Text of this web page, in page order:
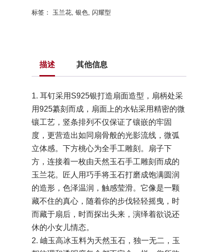
标签： 玉兰花, 银色, 闪耀型
描述 其他信息
1. 耳钉采用S925银打造扇面造型，扇柄处采
用925纂刻而成，扇面上的水钻采用精密的微
镶工艺，竖条排列不仅保证了镶嵌的牢固
度，更营造出如同扇骨般的光影流线，微弧
立体感。下方桃心为全手工雕刻。扇子下
方，连接着一枚由天然玉石手工雕刻而成的
玉兰花。匠人用巧手将玉石打磨成饱满圆润
的造形，色泽温润，触感莹滑。它像是一颗
藏不住的真心，随着你的步伐轻轻摇曳，时
而藏于扇后，时而探出头来，演绎着欲说还
休的小女儿情态。
2. 岫玉高冰玉料为天然玉石，独一无二，玉